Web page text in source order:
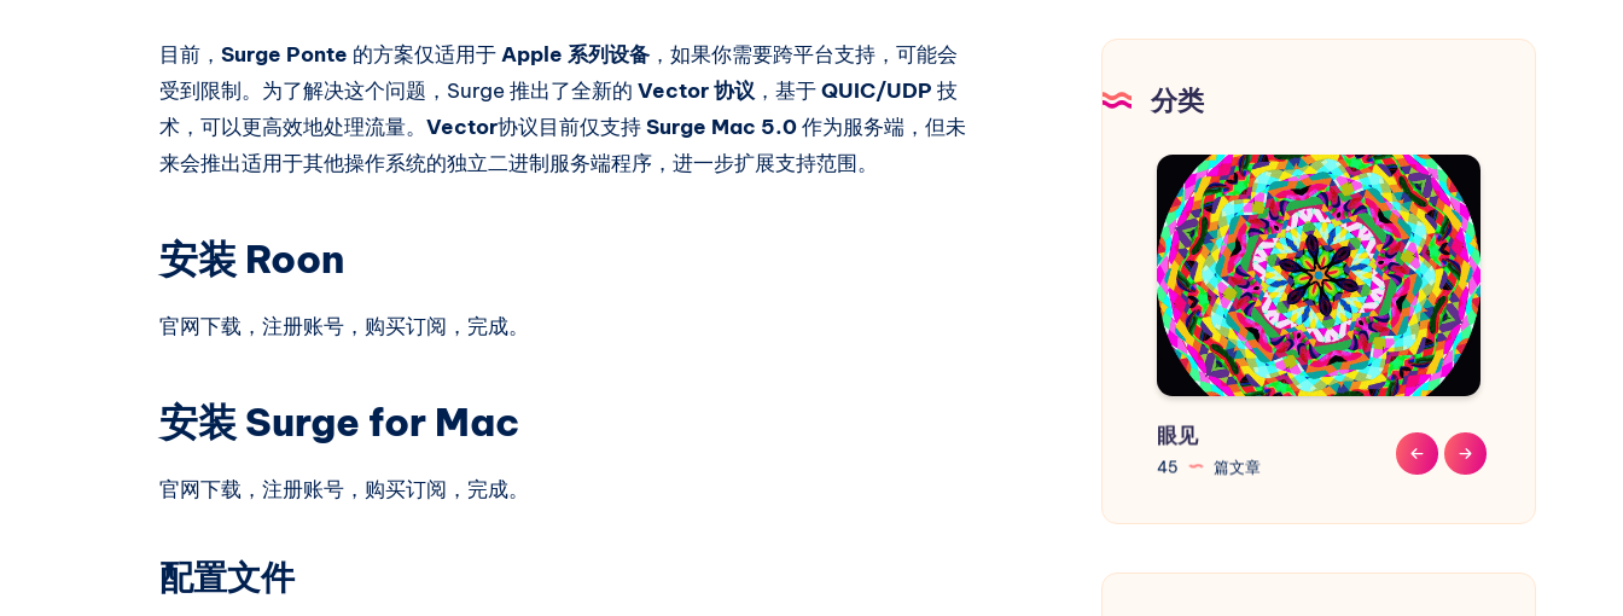
目前， Surge Ponte 的方案仅适用于Apple 系列设备 ，如果你需要跨平台支持，可能会
受到限制。为了解决这个问题，Surge 推出了全新的 Vector 协议 ，基于QUIC/UDP 技
术，可以更高效地处理流量。 Vector协议目前仅支持Surge Mac 5.0作为服务端，但未
来会推出适用于其他操作系统的独立二进制服务端程序，进一步扩展支持范围。
安装 Roon
官网下载，注册账号，购买订阅，完成。
安装 Surge for Mac
官网下载，注册账号，购买订阅，完成。
配置文件
意
事
项
分类
眼见
45 篇文章